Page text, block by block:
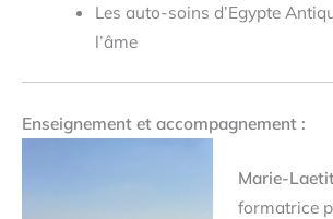
Les auto-soins d’Egypte
l’âme
Enseignement et accompagnement :
Marie-
formatrice